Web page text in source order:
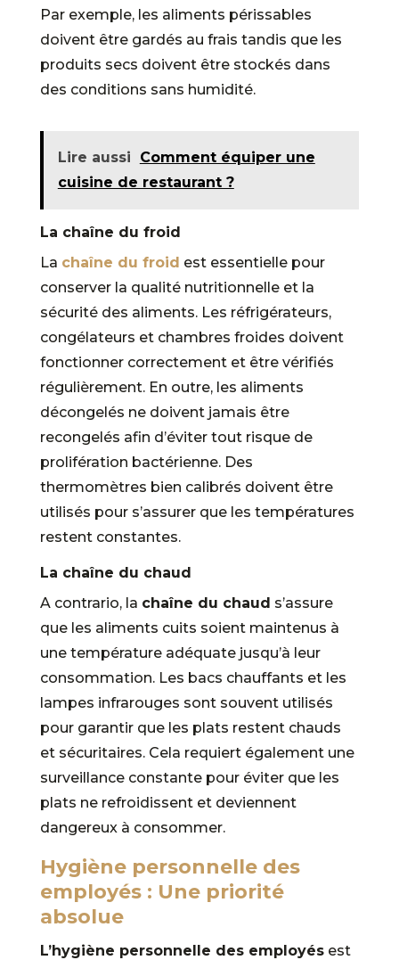
Par exemple, les aliments périssables
doivent être gardés au frais tandis que les
produits secs doivent être stockés dans
des conditions sans humidité.
Lire aussi
Comment équiper une
cuisine de restaurant ?
La chaîne du froid
La chaîne du froid est essentielle pour
conserver la qualité nutritionnelle et la
sécurité des aliments. Les réfrigérateurs,
congélateurs et chambres froides doivent
fonctionner correctement et être vérifiés
régulièrement. En outre, les aliments
décongelés ne doivent jamais être
recongelés afin d’éviter tout risque de
prolifération bactérienne. Des
thermomètres bien calibrés doivent être
utilisés pour s’assurer que les températures
restent constantes.
La chaîne du chaud
A contrario, la chaîne du chaud s’assure
que les aliments cuits soient maintenus à
une température adéquate jusqu’à leur
consommation. Les bacs chauffants et les
lampes infrarouges sont souvent utilisés
pour garantir que les plats restent chauds
et sécuritaires. Cela requiert également une
surveillance constante pour éviter que les
plats ne refroidissent et deviennent
dangereux à consommer.
Hygiène personnelle des
employés : Une priorité
absolue
L’hygiène personnelle des employésest